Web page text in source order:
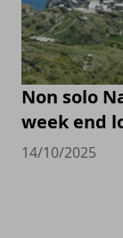
Non solo
week end
14/10/2025